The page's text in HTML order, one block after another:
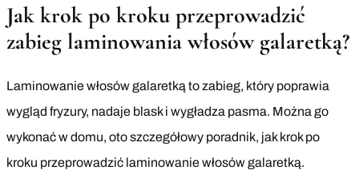
Jak krok po kroku przeprowadzić
zabieg laminowania włosów galaretką?
Laminowanie włosów galaretką to zabieg, który poprawia
wygląd fryzury, nadaje blask i wygładza pasma. Można go
wykonać w domu, oto szczegółowy poradnik, jak krok po
kroku przeprowadzić laminowanie włosów galaretką.